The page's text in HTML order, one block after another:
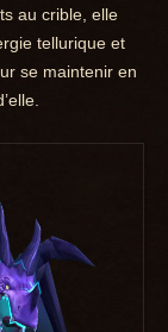
au crible, elle
tellurique et
se maintenir en